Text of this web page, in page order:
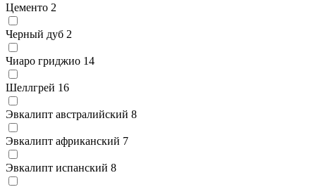
Цементо 2
Черный дуб 2
Чиаро гриджио 14
Шеллгрей 16
Эвкалипт австралийский 8
Эвкалипт африканский 7
Эвкалипт испанский 8